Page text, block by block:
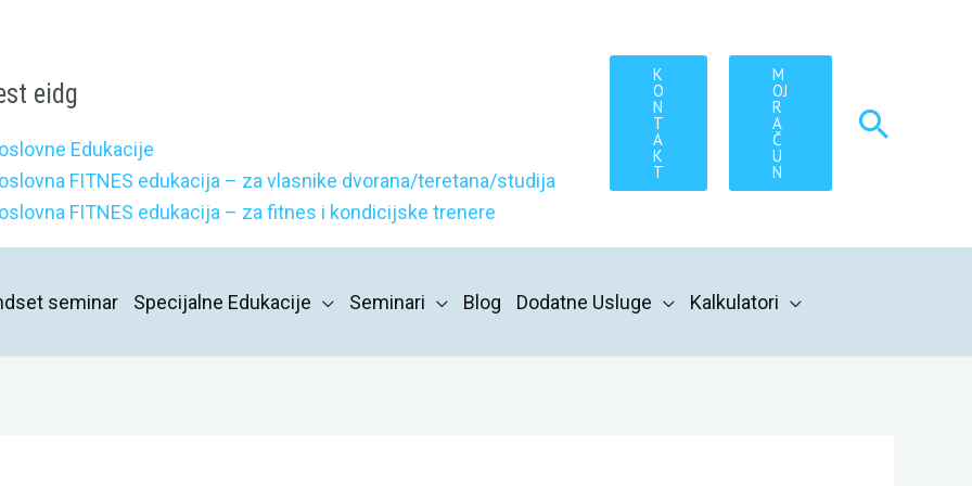
eidg
Edukacije
FITNES edukacija – za vlasnike dvorana/teretana/studija
FITNES edukacija – za fitnes i kondicijske trenere
K
O
N
T
A
K
T
M
OJ
R
A
Č
U
N
seminar Specijalne Edukacije Seminari Blog Dodatne Usluge Kalkulatori